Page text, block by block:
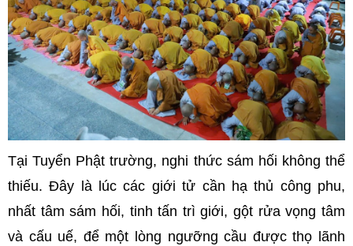
Tại Tuyển Phật trường, nghi thức sám hối không thể
thiếu. Đây là lúc các giới tử cần hạ thủ công phu,
nhất tâm sám hối, tinh tấn trì giới, gột rửa vọng tâm
và cấu uế, để một lòng ngưỡng cầu được thọ lãnh